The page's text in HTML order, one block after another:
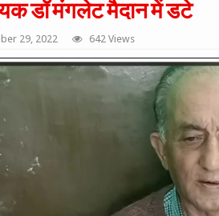
डॉ मंगलेट मैदान में डटे
29, 2022 642 Views